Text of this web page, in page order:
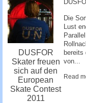
DUSFOR
Skater freuen
sich auf den
European
Skate Contest
2011
Die
Lust
bereits
von...
Read